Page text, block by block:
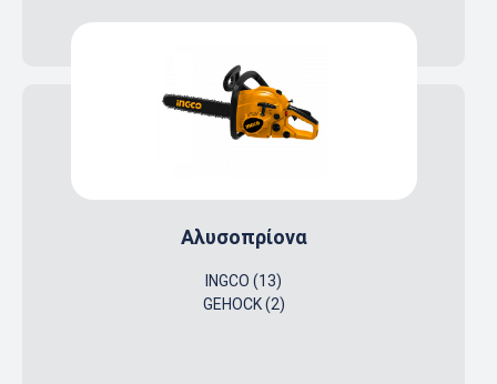
Αλυσοπρίονα
INGCO (13)
GEHOCK (2)